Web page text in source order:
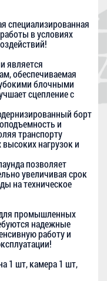
специализированная
в условиях
является
обеспечиваемая
блочными
сцепление с
борт
и
транспорту
нагрузок и
позволяет
увеличивая срок
на техническое
для промышленных
надежные
работу и
1 шт, камера 1 шт,